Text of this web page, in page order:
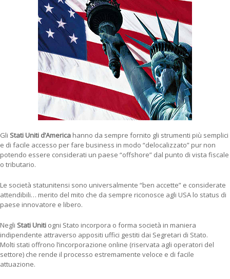
Gli Stati Uniti d’America hanno da sempre fornito gli strumenti più semplici
e di facile accesso per fare business in modo “delocalizzato” pur non
potendo essere considerati un paese “offshore” dal punto di vista fiscale
o tributario.
Le società statunitensi sono universalmente “ben accette” e considerate
attendibili… merito del mito che da sempre riconosce agli USA lo status di
paese innovatore e libero.
Negli Stati Uniti ogni Stato incorpora o forma società in maniera
indipendente attraverso appositi uffici gestiti dai Segretari di Stato.
Molti stati offrono l’incorporazione online (riservata agli operatori del
settore) che rende il processo estremamente veloce e di facile
attuazione.